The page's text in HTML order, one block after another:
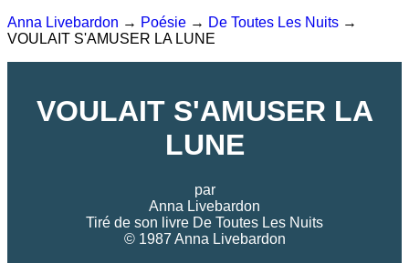
Anna Livebardon → Poésie → De Toutes Les Nuits →
VOULAIT S'AMUSER LA LUNE
VOULAIT S'AMUSER LA
LUNE
par
Anna Livebardon
Tiré de son livre De Toutes Les Nuits
© 1987 Anna Livebardon